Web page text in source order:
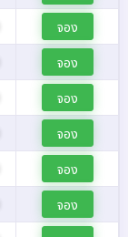
จอง
จอง
จอง
จอง
จอง
จอง